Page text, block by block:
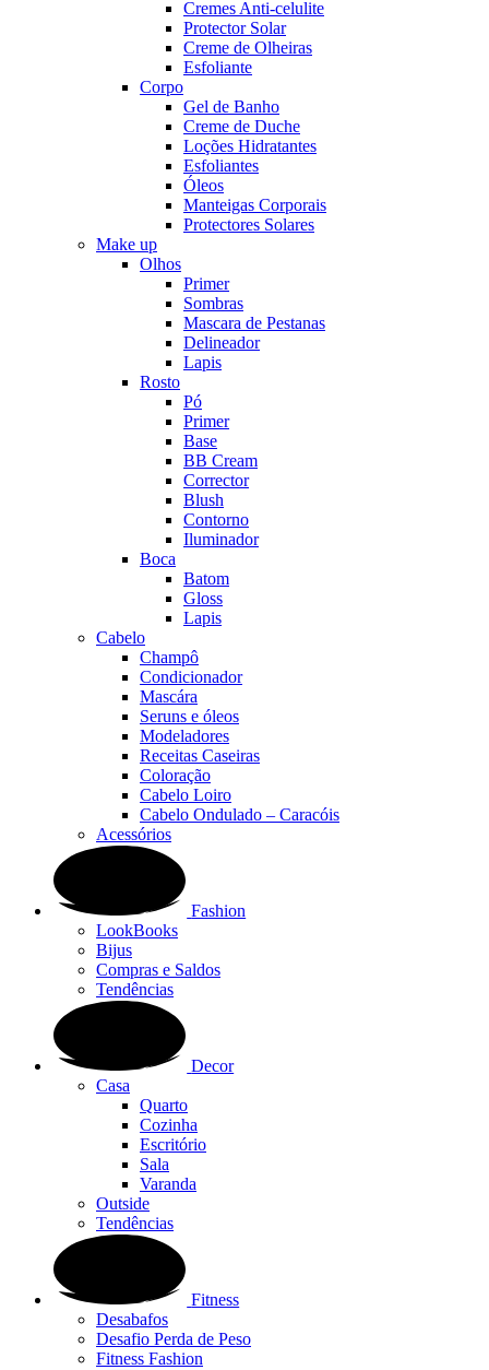
Cremes Anti-celulite
Protector Solar
Creme de Olheiras
Esfoliante
Corpo
Gel de Banho
Creme de Duche
Loções Hidratantes
Esfoliantes
Óleos
Manteigas Corporais
Protectores Solares
Make up
Olhos
Primer
Sombras
Mascara de Pestanas
Delineador
Lapis
Rosto
Pó
Primer
Base
BB Cream
Corrector
Blush
Contorno
Iluminador
Boca
Batom
Gloss
Lapis
Cabelo
Champô
Condicionador
Mascára
Seruns e óleos
Modeladores
Receitas Caseiras
Coloração
Cabelo Loiro
Cabelo Ondulado – Caracóis
Acessórios
Fashion
LookBooks
Bijus
Compras e Saldos
Tendências
Decor
Casa
Quarto
Cozinha
Escritório
Sala
Varanda
Outside
Tendências
Fitness
Desabafos
Desafio Perda de Peso
Fitness Fashion